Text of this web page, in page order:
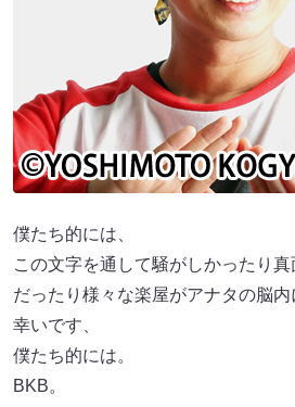
僕たち的には、
この文字を通して騒がしかったり
だったり様々な楽屋がアナタの脳
幸いです、
僕たち的には。
BKB。